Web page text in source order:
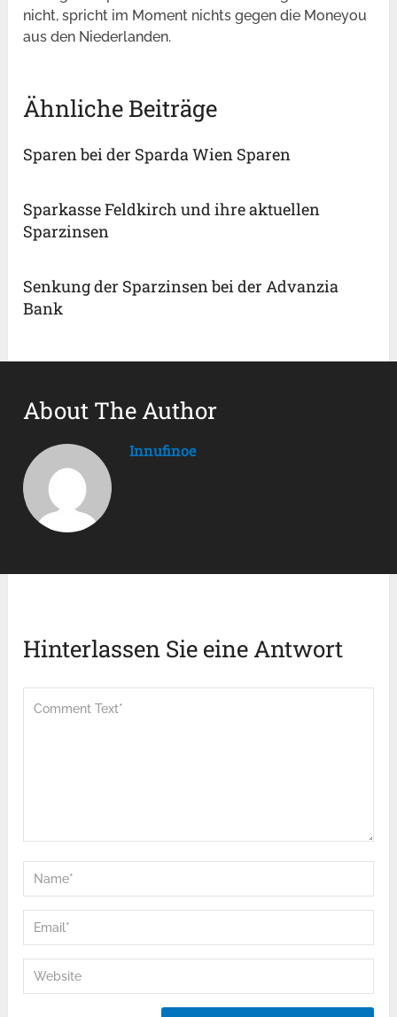
nicht, spricht im Moment nichts gegen die Moneyou
aus den Niederlanden.
Ähnliche Beiträge
Sparen bei der Sparda Wien Sparen
Sparkasse Feldkirch und ihre aktuellen
Sparzinsen
Senkung der Sparzinsen bei der Advanzia
Bank
About The Author
Innufinoe
Hinterlassen Sie eine Antwort